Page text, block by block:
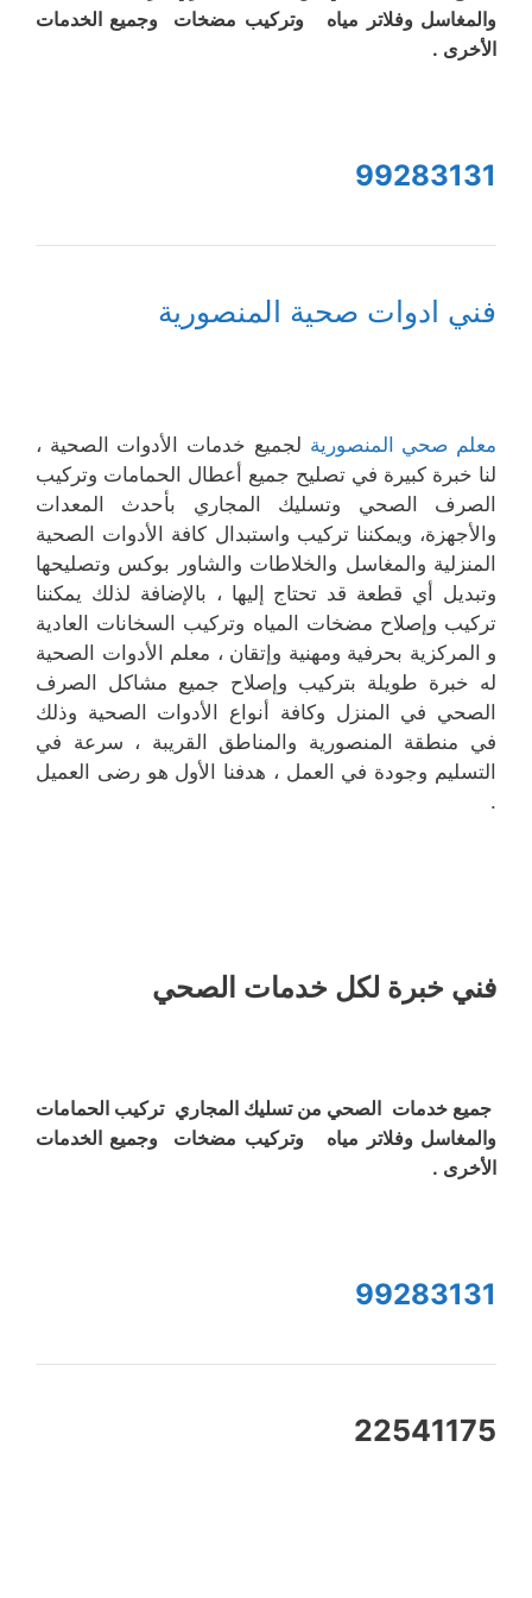
والمغاسل وفلاتر مياه وتركيب مضخات وجميع الخدمات
الأخرى .
99283131
فني ادوات صحية المنصورية
معلم صحي المنصورية لجميع خدمات الأدوات الصحية ،
لنا خبرة كبيرة في تصليح جميع أعطال الحمامات وتركيب
الصرف الصحي وتسليك المجاري بأحدث المعدات
والأجهزة، ويمكننا تركيب واستبدال كافة الأدوات الصحية
المنزلية والمغاسل والخلاطات والشاور بوكس وتصليحها
وتبديل أي قطعة قد تحتاج إليها ، بالإضافة لذلك يمكننا
تركيب وإصلاح مضخات المياه وتركيب السخانات العادية
و المركزية بحرفية ومهنية وإتقان ، معلم الأدوات الصحية
له خبرة طويلة بتركيب وإصلاح جميع مشاكل الصرف
الصحي في المنزل وكافة أنواع الأدوات الصحية وذلك
في منطقة المنصورية والمناطق القريبة ، سرعة في
التسليم وجودة في العمل ، هدفنا الأول هو رضى العميل
.
فني خبرة لكل خدمات الصحي
جميع خدمات الصحي من تسليك المجاري تركيب الحمامات
والمغاسل وفلاتر مياه وتركيب مضخات وجميع الخدمات
الأخرى .
99283131
22541175